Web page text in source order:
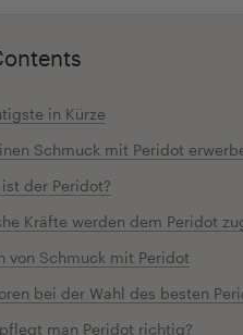
in Kürze
Schmuck mit Peridot
ist der Peridot?
Kräfte werden dem Peridot
von Schmuck mit Peridot
bei der Wahl des besten
man Peridot richtig?